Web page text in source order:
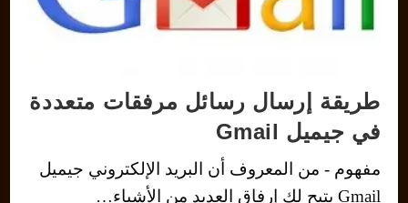
طريقة إرسال رسائل مرفقات متعددة
في جيميل Gmail
مفهوم - من المعروف أن البريد الإلكتروني جيميل
Gmail يتيح لك إرفاق العديد من الأشياء…